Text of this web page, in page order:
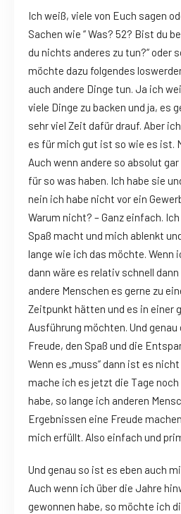
Ich weiß, viele von Euch sagen
Sachen wie “ Was? 52? Bist du
du nichts anderes zu tun?“ oder
möchte dazu folgendes
auch andere Dinge tun. Ja ich
viele Dinge zu backen und ja, es
sehr viel Zeit dafür drauf. Aber
es für mich gut ist so wie es ist.
Auch wenn andere so absolut gar
für so was haben. Ich habe sie
nein ich habe nicht vor ein
Warum nicht? – Ganz einfach.
Spaß macht und mich ablenkt
lange wie ich das möchte. Wenn
dann wäre es relativ schnell
andere Menschen es gerne zu
Zeitpunkt hätten und es in einer
Ausführung möchten. Und
Freude, den Spaß und die
Wenn es „muss“ dann ist es
mache ich es jetzt die Tage
habe, so lange ich anderen
Ergebnissen eine Freude
mich erfüllt. Also einfach und
Und genau so ist es eben auch
Auch wenn ich über die Jahre
gewonnen habe, so möchte ich